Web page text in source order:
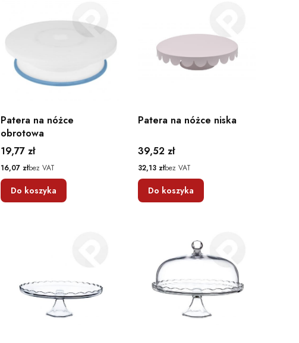
Patera na nóżce
obrotowa
Cena
19,77 zł
Cena
16,07 złbez VAT
Do koszyka
Patera na nóżce niska
Cena
39,52 zł
Cena
32,13 złbez VAT
Do koszyka